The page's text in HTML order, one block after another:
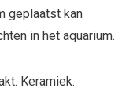
geplaatst kan
in het aquarium.
Keramiek.